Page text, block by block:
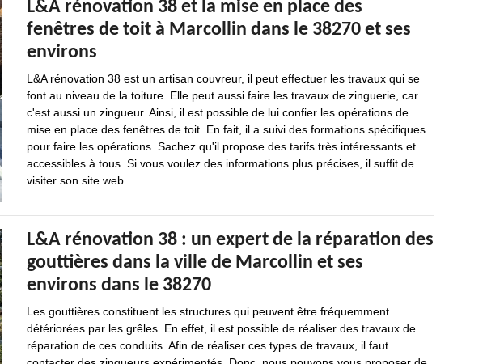
L&A rénovation 38 et la mise en place des
fenêtres de toit à Marcollin dans le 38270 et ses
environs
L&A rénovation 38 est un artisan couvreur, il peut effectuer les travaux qui se
font au niveau de la toiture. Elle peut aussi faire les travaux de zinguerie, car
c'est aussi un zingueur. Ainsi, il est possible de lui confier les opérations de
mise en place des fenêtres de toit. En fait, il a suivi des formations spécifiques
pour faire les opérations. Sachez qu'il propose des tarifs très intéressants et
accessibles à tous. Si vous voulez des informations plus précises, il suffit de
visiter son site web.
L&A rénovation 38 : un expert de la réparation des
gouttières dans la ville de Marcollin et ses
environs dans le 38270
Les gouttières constituent les structures qui peuvent être fréquemment
détériorées par les grêles. En effet, il est possible de réaliser des travaux de
réparation de ces conduits. Afin de réaliser ces types de travaux, il faut